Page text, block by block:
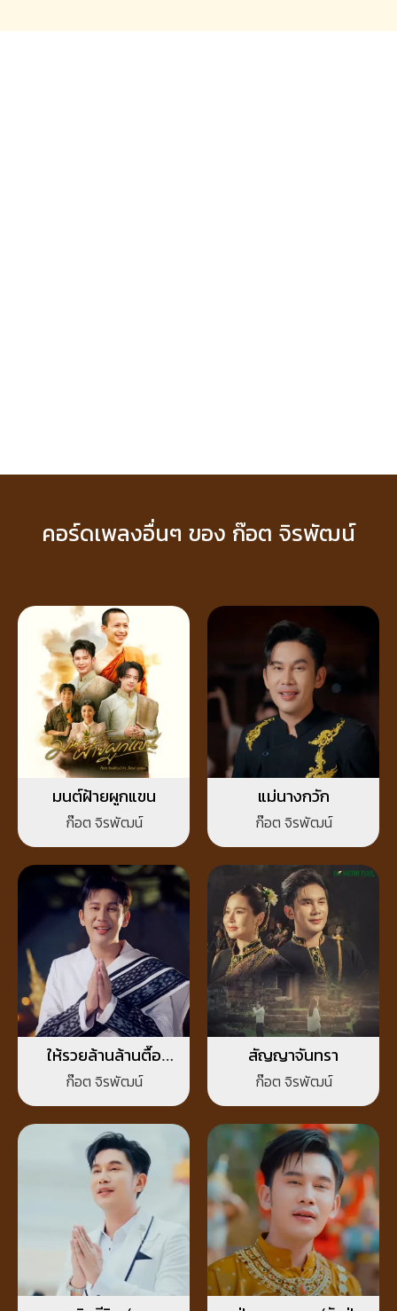
คอร์ดเพลงอื่นๆ ของ ก๊อต จิรพัฒน์
มนต์ฝ้ายผูกแขน
ก๊อต จิรพัฒน์
แม่นางกวัก
ก๊อต จิรพัฒน์
ให้รวยล้านล้านตื๊อ
(หลวงปู่ศิลา สิริจันโท)
ก๊อต จิรพัฒน์
สัญญาจันทรา
ก๊อต จิรพัฒน์